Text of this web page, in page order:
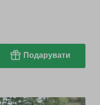
Подарувати